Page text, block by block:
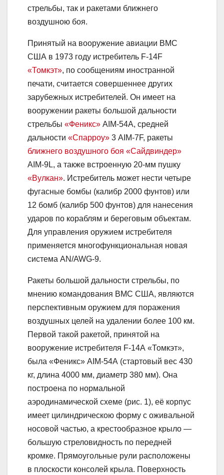
стрельбы, так и ракетами ближнего
воздушною боя.
Принятый на вооружение авиации ВМС
США в 1973 году истребитель F-14F
«Томкэт», по сообщениям иностранной
печати, считается совершеннее других
зарубежных истребителей. Он имеет на
вооружении ракеты большой дальности
стрельбы «Феникс» AIM-54A, средней
дальности «Спарроу» 3 AIM-7F, ракеты
ближнего воздушного боя «Сайдвиндер»
АIМ-9L, а также встроенную 20-мм пушку
«Вулкан». Истребитель может нести четыре
фугасные бомбы (калибр 2000 фунтов) или
12 бомб (калибр 500 фунтов) для нанесения
ударов по кораблям и береговым объектам.
Для управления оружием истребителя
применяется многофункциональная новая
система AN/AWG-9.
Ракеты большой дальности стрельбы, по
мнению командования ВМС США, являются
перспективным оружием для поражения
воздушных целей на удалении более 100 км.
Первой такой ракетой, принятой на
вооружение истребителя F-14А «Томкэт»,
была «Феникс» АIМ-54А (стартовый вес 430
кг, длина 4000 мм, диаметр 380 мм). Она
построена по нормальной
аэродинамической схеме (рис. 1), её корпус
имеет цилиндрическою форму с оживальной
носовой частью, а крестообразное крыло —
большую стреловидность по передней
кромке. Прямоугольные рули расположены
в плоскости консолей крыла. Поверхность